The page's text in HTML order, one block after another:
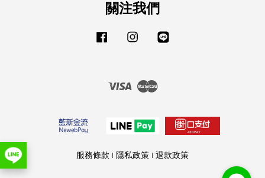
關注我們
Facebook Instagram
Visa Master
服務條款 | 隱私政策 | 退款政策